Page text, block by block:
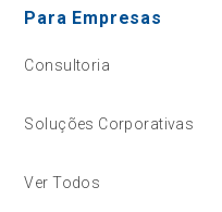
Para Empresas
Consultoria
Soluções Corporativas
Ver Todos